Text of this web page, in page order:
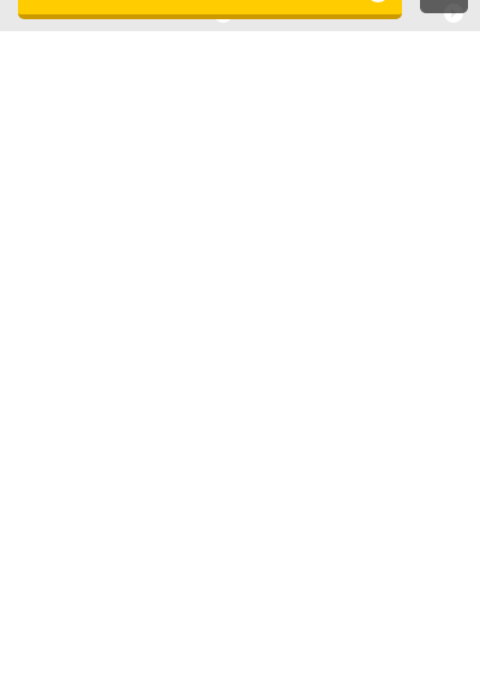
スマートウォッチ買取査定 デジカメ買取査定